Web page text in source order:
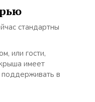
стандартны
или гости,
имеет
в